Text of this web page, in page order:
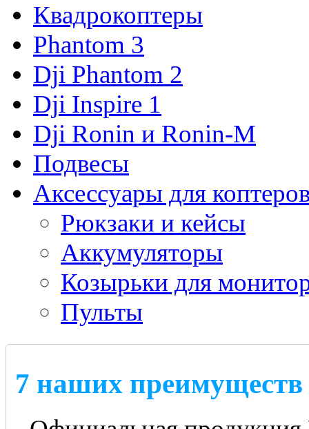
Квадрокоптеры
Phantom 3
Dji Phantom 2
Dji Inspire 1
Dji Ronin и Ronin-M
Подвесы
Аксессуары для
Рюкзаки и кейсы
Аккумуляторы
Козырьки для
Пульты
7 наших преимуществ